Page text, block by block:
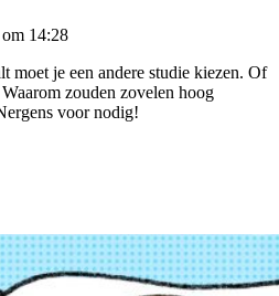
14:28
moet je een andere studie kiezen. Of
zouden zovelen hoog
voor nodig!